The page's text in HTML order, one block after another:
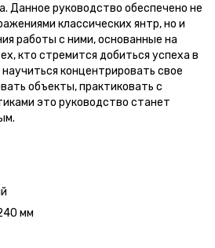
Данное руководство обеспечено не
классических янтр, но и
работы с ними, основанные на
кто стремится добиться успеха в
концентрировать свое
объекты, практиковать с
это руководство станет
мм